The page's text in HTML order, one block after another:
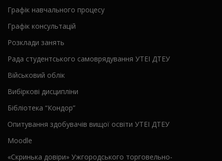
Графік навчального процесу
Графік консультацій
Розклади занять
Рада студентського самоврядування УТЕІ ДТЕУ
Військовий облік
Вибіркові дисципліни
Бібліотека “Кондор”
Опитування здобувачів вищої освіти УТЕІ ДТЕУ
Moodle
«Скринька довіри» Ужгородського торговельно-